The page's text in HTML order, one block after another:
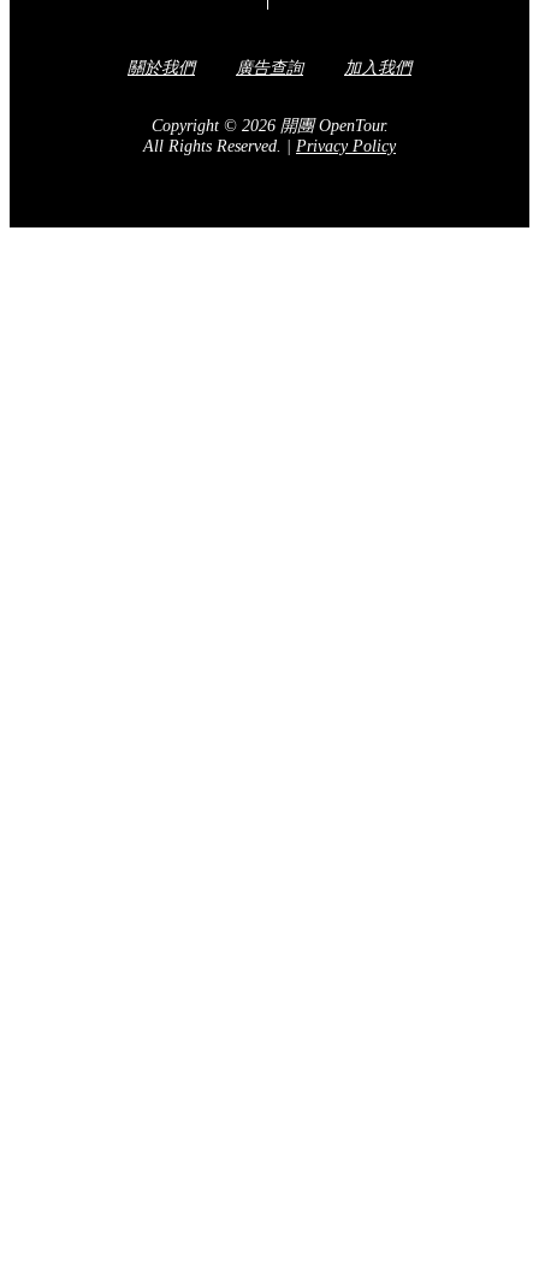
關於我們 廣告查詢 加入我們
Copyright © 2026 開團 OpenTour.
All Rights Reserved.
Privacy Policy